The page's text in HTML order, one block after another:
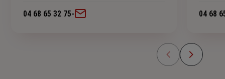
04 68 65 32 75- 04 68